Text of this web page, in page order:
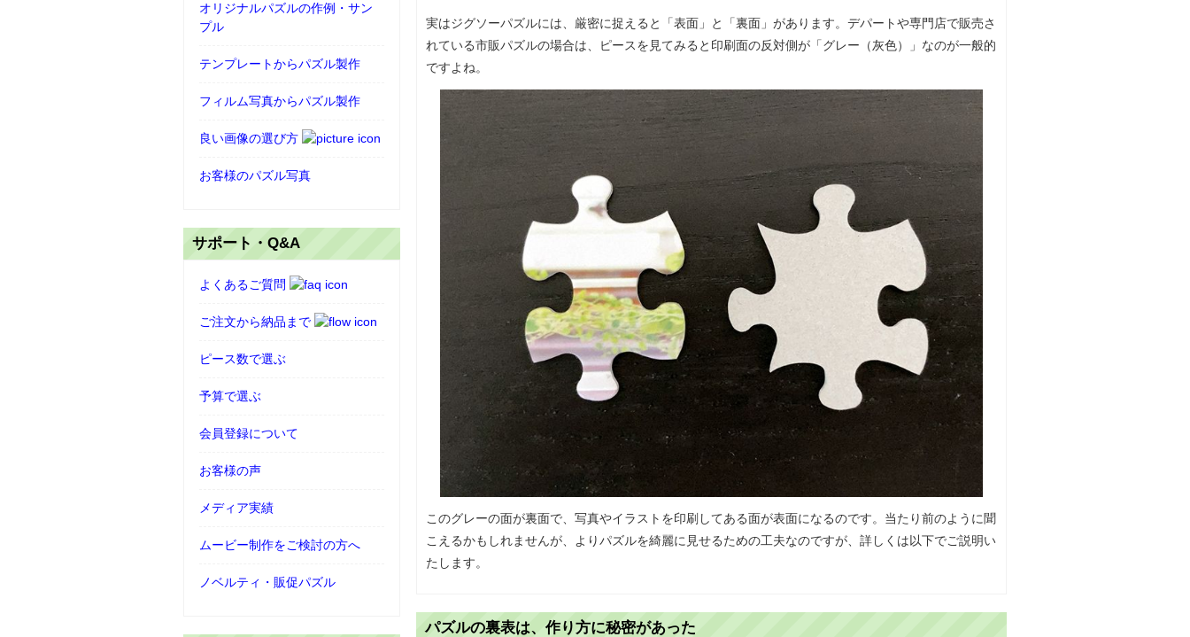
実はジグソーパズルには、厳密に捉えると「表面」と「裏面」があります。デパートや専門店で販売さ
れている市販パズルの場合は、ピースを見てみると印刷面の反対側が「グレー（灰色）」なのが一般的
ですよね。
このグレーの面が裏面で、写真やイラストを印刷してある面が表面になるのです。当たり前のように聞
こえるかもしれませんが、よりパズルを綺麗に見せるための工夫なのですが、詳しくは以下でご説明い
たします。
パズルの裏表は、作り方に秘密があった
オリジナルパズルの作例・サン
プル
テンプレートからパズル製作
フィルム写真からパズル製作
良い画像の選び方
お客様のパズル写真
サポート・Q&A
よくあるご質問
ご注文から納品まで
ピース数で選ぶ
予算で選ぶ
会員登録について
お客様の声
メディア実績
ムービー制作をご検討の方へ
ノベルティ・販促パズル